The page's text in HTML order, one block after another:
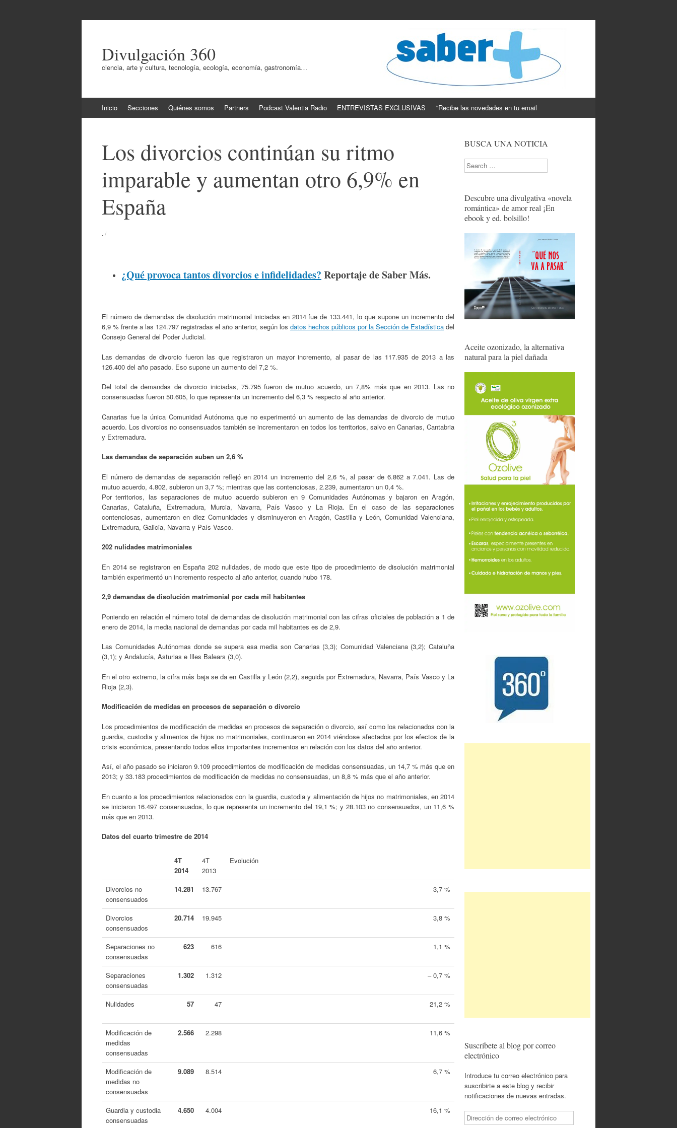
Divulgación 360
ciencia, arte y cultura, tecnología, ecología, economía, gastronomía…
al
Inicio Secciones Quiénes somos Partners Podcast Valentia Radio ENTREVISTAS EXCLUSIVAS *Recibe las novedades en tu email
Los divorcios continúan su ritmo
imparable y aumentan otro 6,9% en
España
./
¿Qué provoca tantos divorcios e infidelidades? Reportaje de Saber Más.
El número de demandas de disolución matrimonial iniciadas en 2014 fue de 133.441, lo que supone un incremento del
6,9 % frente a las 124.797 registradas el año anterior, según los datos hechos públicos por la Sección de Estadística del
Consejo General del Poder Judicial.
Las demandas de divorcio fueron las que registraron un mayor incremento, al pasar de las 117.935 de 2013 a las
126.400 del año pasado. Eso supone un aumento del 7,2 %.
Del total de demandas de divorcio iniciadas, 75.795 fueron de mutuo acuerdo, un 7,8% más que en 2013. Las no
consensuadas fueron 50.605, lo que representa un incremento del 6,3 % respecto al año anterior.
Canarias fue la única Comunidad Autónoma que no experimentó un aumento de las demandas de divorcio de mutuo
acuerdo. Los divorcios no consensuados también se incrementaron en todos los territorios, salvo en Canarias, Cantabria
y Extremadura.
Las demandas de separación suben un 2,6 %
El número de demandas de separación reflejó en 2014 un incremento del 2,6 %, al pasar de 6.862 a 7.041. Las de
mutuo acuerdo, 4.802, subieron un 3,7 %; mientras que las contenciosas, 2.239, aumentaron un 0,4 %.
Por territorios, las separaciones de mutuo acuerdo subieron en 9 Comunidades Autónomas y bajaron en Aragón,
Canarias, Cataluña, Extremadura, Murcia, Navarra, País Vasco y La Rioja. En el caso de las separaciones
contenciosas, aumentaron en diez Comunidades y disminuyeron en Aragón, Castilla y León, Comunidad Valenciana,
Extremadura, Galicia, Navarra y País Vasco.
202 nulidades matrimoniales
En 2014 se registraron en España 202 nulidades, de modo que este tipo de procedimiento de disolución matrimonial
también experimentó un incremento respecto al año anterior, cuando hubo 178.
2,9 demandas de disolución matrimonial por cada mil habitantes
Poniendo en relación el número total de demandas de disolución matrimonial con las cifras oficiales de población a 1 de
enero de 2014, la media nacional de demandas por cada mil habitantes es de 2,9.
Las Comunidades Autónomas donde se supera esa media son Canarias (3,3); Comunidad Valenciana (3,2); Cataluña
(3,1); y Andalucía, Asturias e Illes Balears (3,0).
En el otro extremo, la cifra más baja se da en Castilla y León (2,2), seguida por Extremadura, Navarra, País Vasco y La
Rioja (2,3).
Modificación de medidas en procesos de separación o divorcio
Los procedimientos de modificación de medidas en procesos de separación o divorcio, así como los relacionados con la
guardia, custodia y alimentos de hijos no matrimoniales, continuaron en 2014 viéndose afectados por los efectos de la
crisis económica, presentando todos ellos importantes incrementos en relación con los datos del año anterior.
Así, el año pasado se iniciaron 9.109 procedimientos de modificación de medidas consensuadas, un 14,7 % más que en
2013; y 33.183 procedimientos de modificación de medidas no consensuadas, un 8,8 % más que el año anterior.
En cuanto a los procedimientos relacionados con la guardia, custodia y alimentación de hijos no matrimoniales, en 2014
se iniciaron 16.497 consensuados, lo que representa un incremento del 19,1 %; y 28.103 no consensuados, un 11,6 %
más que en 2013.
Datos del cuarto trimestre de 2014
4T
2014
4T
2013
Evolución
Divorcios no
consensuados
14.281 13.767 3,7 %
Divorcios
consensuados
20.714 19.945 3,8 %
Separaciones no
consensuadas
623 616 1,1 %
Separaciones
consensuadas
1.302 1.312 – 0,7 %
Nulidades 57 47 21,2 %
Modificación de
medidas
consensuadas
2.566 2.298 11,6 %
Modificación de
medidas no
consensuadas
9.089 8.514 6,7 %
Guardia y custodia
consensuadas
4.650 4.004 16,1 %
BUSCA UNA NOTICIA
Search
Descubre una divulgativa «novela
romántica» de amor real ¡En
ebook y ed. bolsillo!
Aceite ozonizado, la alternativa
natural para la piel dañada
Suscríbete al blog por correo
electrónico
Introduce tu correo electrónico para
suscribirte a este blog y recibir
notificaciones de nuevas entradas.
Dirección
de